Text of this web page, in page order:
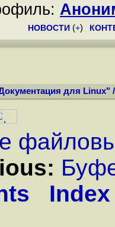
НОВОСТИ (+)
для Linux"
Index